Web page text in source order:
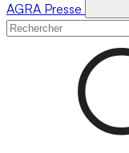
AGRA Presse